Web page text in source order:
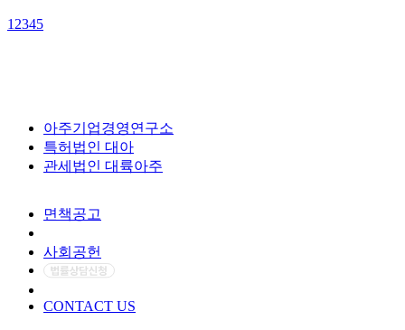
1 2345
아주기업경영연구소
특허법인 대아
관세법인 대륙아주
면책공고
사회공헌
CONTACT US